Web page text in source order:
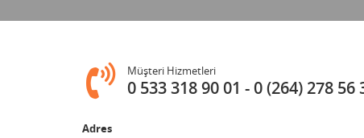
Müşteri Hizmetleri
0 533 318 90 01 0 (264) 278 56
Adres